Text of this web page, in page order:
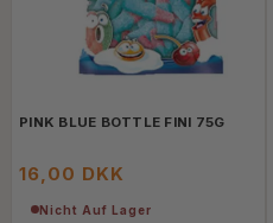
PINK BLUE BOTTLE FINI 75G
16,00 DKK
Nicht Auf Lager